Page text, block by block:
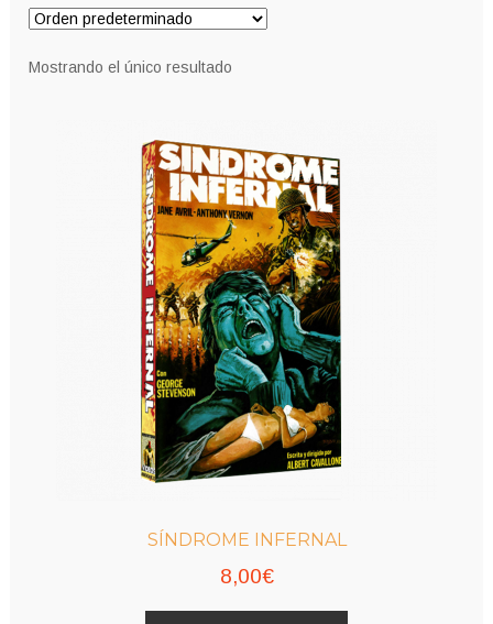
Mostrando el único resultado
SÍNDROME INFERNAL
8,00€